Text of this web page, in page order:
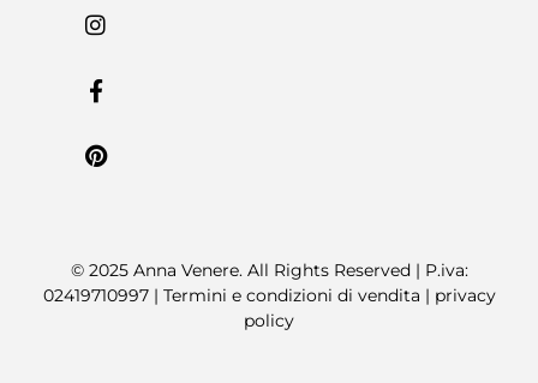
© 2025 Anna Venere. All Rights Reserved | P.iva:
02419710997 | Termini e condizioni di vendita | privacy
policy